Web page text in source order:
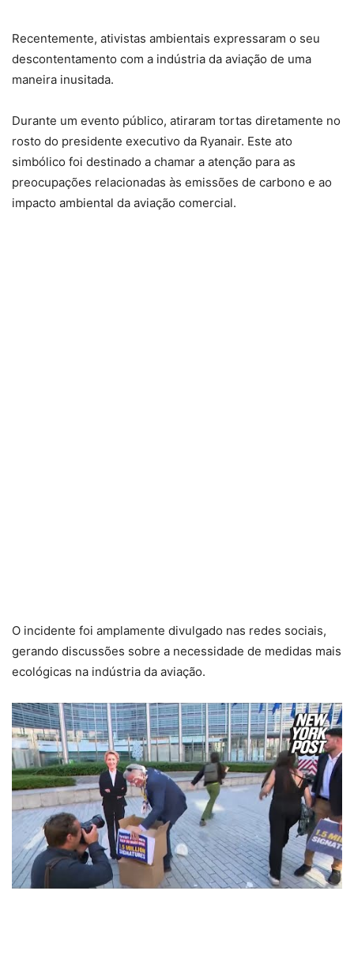
Recentemente, ativistas ambientais expressaram o seu
descontentamento com a indústria da aviação de uma
maneira inusitada.
Durante um evento público, atiraram tortas diretamente no
rosto do presidente executivo da Ryanair. Este ato
simbólico foi destinado a chamar a atenção para as
preocupações relacionadas às emissões de carbono e ao
impacto ambiental da aviação comercial.
O incidente foi amplamente divulgado nas redes sociais,
gerando discussões sobre a necessidade de medidas mais
ecológicas na indústria da aviação.